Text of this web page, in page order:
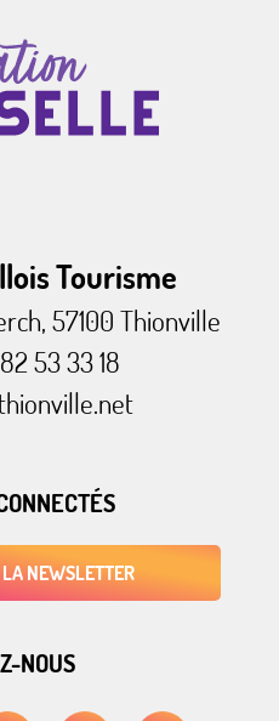
Tourisme
57100 Thionville
53 33 18
NEWSLETTER
NOUS